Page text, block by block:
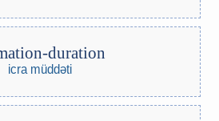
duration
icra müddəti